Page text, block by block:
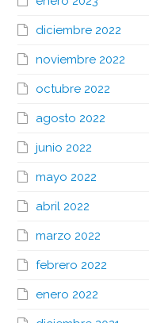
diciembre 2022
noviembre 2022
octubre 2022
agosto 2022
junio 2022
mayo 2022
abril 2022
marzo 2022
febrero 2022
enero 2022